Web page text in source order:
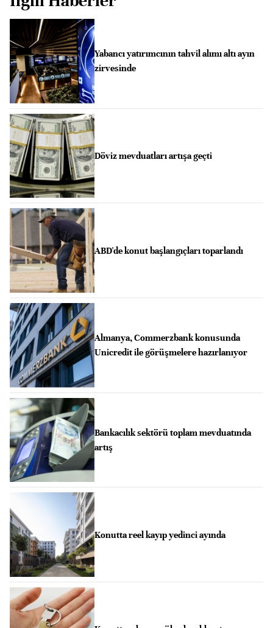
Yabancı yatırımcının tahvil alımı altı ayın
zirvesinde
Döviz mevduatları artışa geçti
ABD'de konut başlangıçları toparlandı
Almanya, Commerzbank konusunda
Unicredit ile görüşmelere hazırlanıyor
Bankacılık sektörü toplam mevduatında
artış
Konutta reel kayıp yedinci ayında